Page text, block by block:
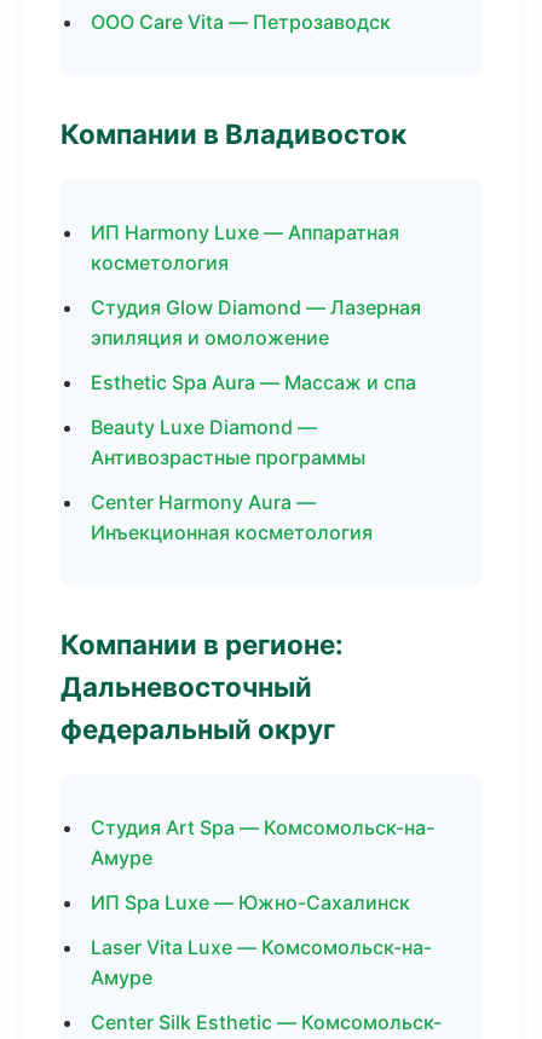
ООО Care Vita — Петрозаводск
Компании в Владивосток
ИП Harmony Luxe — Аппаратная
косметология
Студия Glow Diamond — Лазерная
эпиляция и омоложение
Esthetic Spa Aura — Массаж и спа
Beauty Luxe Diamond —
Антивозрастные программы
Center Harmony Aura —
Инъекционная косметология
Компании в регионе:
Дальневосточный
федеральный округ
Студия Art Spa — Комсомольск-на-
Амуре
ИП Spa Luxe — Южно-Сахалинск
Laser Vita Luxe — Комсомольск-на-
Амуре
Center Silk Esthetic — Комсомольск-